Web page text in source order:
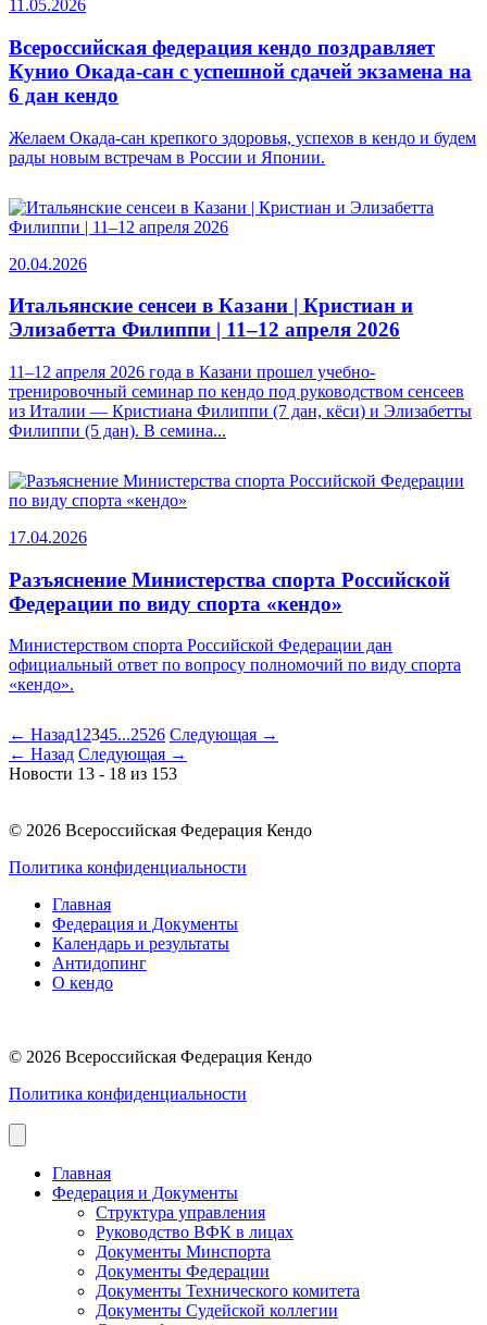
11.05.2026
Всероссийская федерация кендо поздравляет
Кунио Окада-сан с успешной сдачей экзамена на
6 дан кендо
Желаем Окада-сан крепкого здоровья, успехов в кендо и будем
рады новым встречам в России и Японии.
20.04.2026
Итальянские сенсеи в Казани | Кристиан и
Элизабетта Филиппи | 11–12 апреля 2026
11–12 апреля 2026 года в Казани прошел учебно-
тренировочный семинар по кендо под руководством сенсеев
из Италии — Кристиана Филиппи (7 дан, кёси) и Элизабетты
Филиппи (5 дан). В семина...
17.04.2026
Разъяснение Министерства спорта Российской
Федерации по виду спорта «кендо»
Министерством спорта Российской Федерации дан
официальный ответ по вопросу полномочий по виду спорта
«кендо».
← Назад12345...2526 Следующая →
← Назад Следующая →
Новости 13 - 18 из 153
© 2026 Всероссийская Федерация Кендо
Политика конфиденциальности
Главная
Федерация и Документы
Календарь и результаты
Антидопинг
О кендо
© 2026 Всероссийская Федерация Кендо
Политика конфиденциальности
Главная
Федерация и Документы
Структура управления
Руководство ВФК в лицах
Документы Минспорта
Документы Федерации
Документы Технического комитета
Документы Судейской коллегии